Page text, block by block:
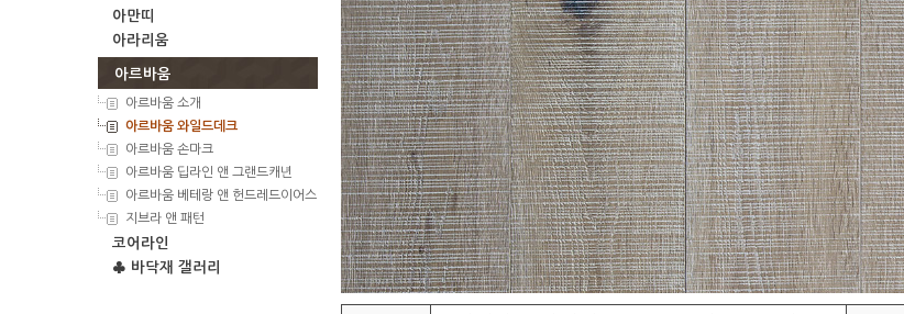
아만띠
아라리움
아르바움
아르바움 소개
아르바움 와일드데크
아르바움 손마크
아르바움 딥라인 앤 그랜드캐년
아르바움 베테랑 앤 헌드레드이어스
지브라 앤 패턴
코어라인
♣ 바닥재 갤러리